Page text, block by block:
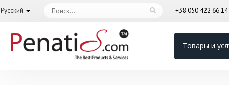
Русский +38 050 422 66 14
Товары и